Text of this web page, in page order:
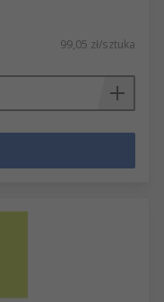
99,05 zł/sztuka